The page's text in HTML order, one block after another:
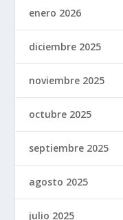
enero 2026
diciembre 2025
noviembre 2025
octubre 2025
septiembre 2025
agosto 2025
julio 2025